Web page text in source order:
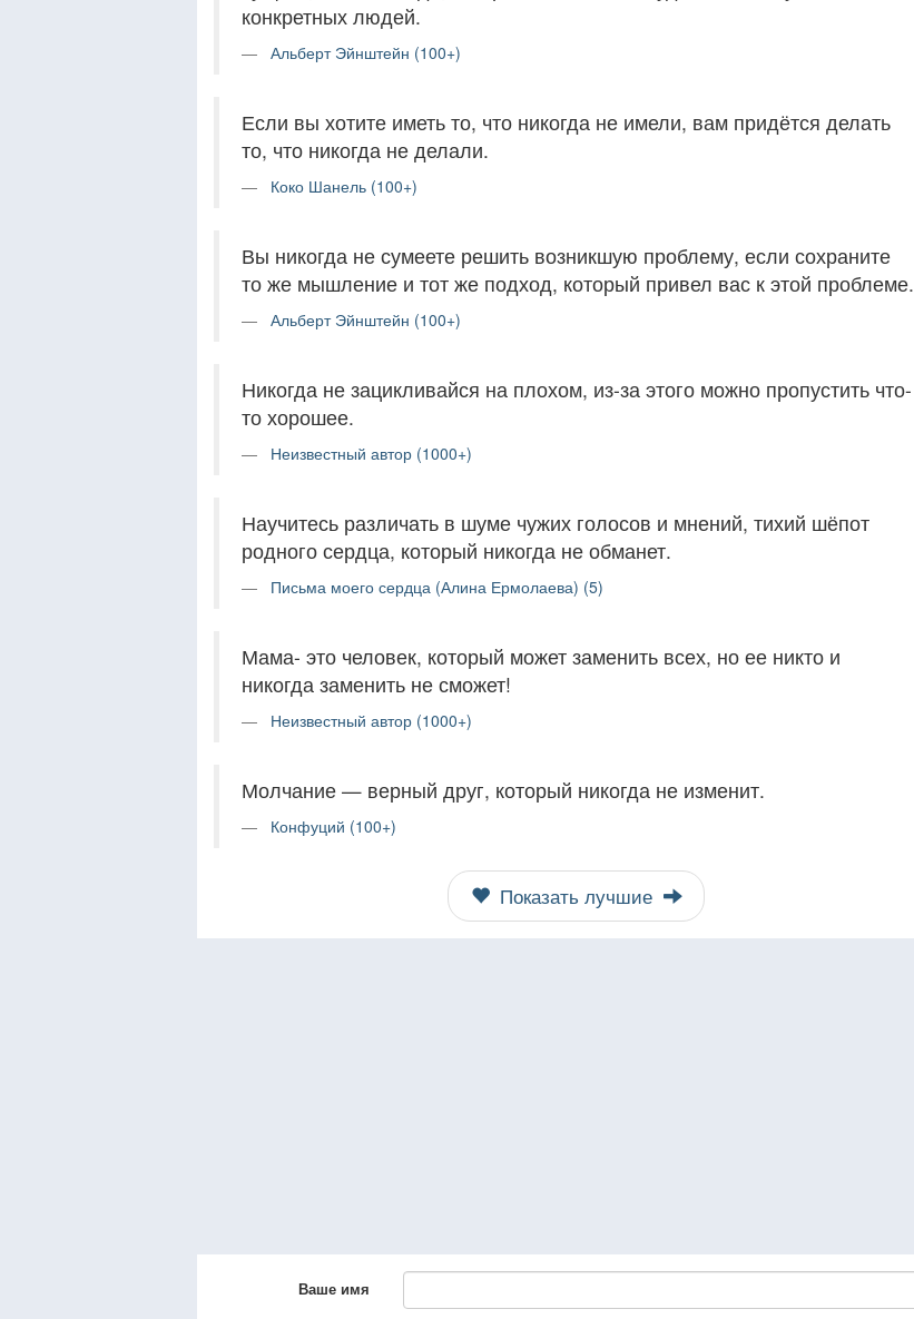
конкретных людей.
Альберт Эйнштейн (100+)
Если вы хотите иметь то, что никогда не имели, вам придётся делать
то, что никогда не делали.
Коко Шанель (100+)
Вы никогда не сумеете решить возникшую проблему, если сохраните
то же мышление и тот же подход, который привел вас к этой проблеме.
Альберт Эйнштейн (100+)
Никогда не зацикливайся на плохом, из-за этого можно пропустить что-
то хорошее.
Неизвестный автор (1000+)
Научитесь различать в шуме чужих голосов и мнений, тихий шёпот
родного сердца, который никогда не обманет.
Письма моего сердца (Алина Ермолаева) (5)
Мама- это человек, который может заменить всех, но ее никто и
никогда заменить не сможет!
Неизвестный автор (1000+)
Молчание — верный друг, который никогда не изменит.
Конфуций (100+)
Показать лучшие
Ваше имя